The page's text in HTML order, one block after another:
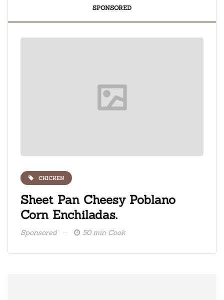
SPONSORED
CHICKEN
Sheet Pan Cheesy Poblano
Corn Enchiladas.
Sponsored 50 min Cook